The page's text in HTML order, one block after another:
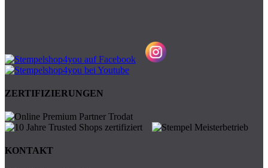
ZERTIFIZIERUNGEN
KONTAKT